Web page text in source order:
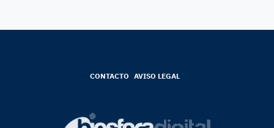
CONTACTO AVISO LEGAL